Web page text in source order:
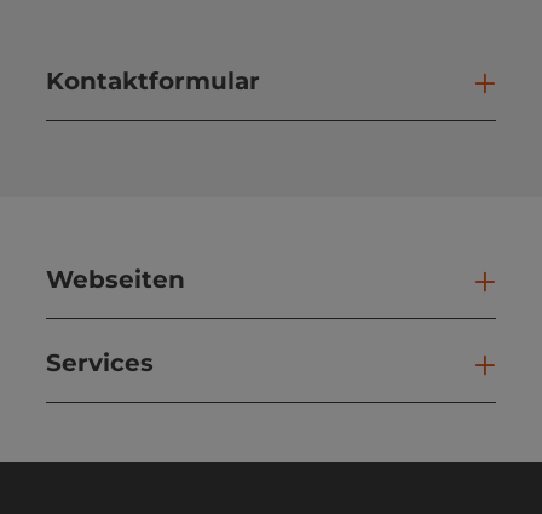
Kontaktformular
Webseiten
Services